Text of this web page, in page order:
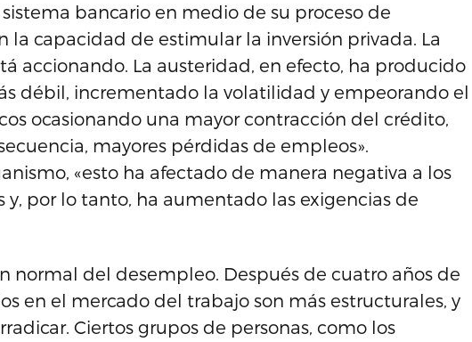
bancario en medio de su proceso de
capacidad de estimular la inversión privada. La
accionando. La austeridad, en efecto, ha producido
débil, incrementado la volatilidad y empeorando el
ocasionando una mayor contracción del crédito,
mayores pérdidas de empleos».
«esto ha afectado de manera negativa a los
y, por lo tanto, ha aumentado las exigencias de
normal del desempleo. Después de cuatro años de
en el mercado del trabajo son más estructurales, y
Ciertos grupos de personas, como los